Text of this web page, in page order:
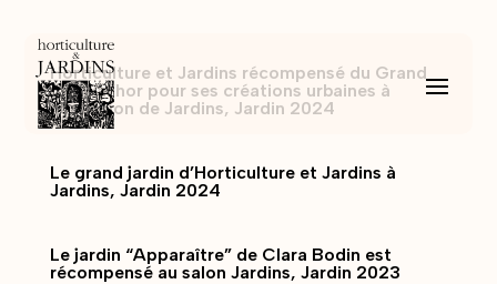
Horticulture et Jardins récompensé du Grand
prix Val’hor pour ses créations urbaines à
l’occasion de Jardins, Jardin 2024
Le grand jardin d’Horticulture et Jardins à
Jardins, Jardin 2024
Le jardin “Apparaître” de Clara Bodin est
récompensé au salon Jardins, Jardin 2023